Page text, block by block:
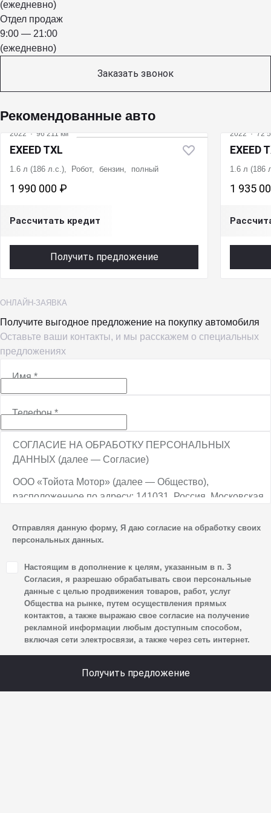
(ежедневно)
Отдел продаж
9:00 — 21:00
(ежедневно)
Заказать звонок
Рекомендованные авто
2022 · 96 211 км
EXEED TXL
1.6 л (186 л.с.), Робот, бензин, полный
1 990 000 ₽
Рассчитать кредит
Получить предложение
2022 · 72
EXEED
1.6 л (186
1 935
ОНЛАЙН-ЗАЯВКА
Получите выгодное предложение на покупку автомобиля
Оставьте ваши контакты, и мы расскажем о специальных
предложениях
Имя*
Телефон*
СОГЛАСИЕ НА ОБРАБОТКУ ПЕРСОНАЛЬНЫХ
ДАННЫХ (далее — Согласие)
ООО «Тойота Мотор» (далее — Общество),
расположенное по адресу: 141031, Россия, Московская
ТПЗ «Алтуфьево», вл. 5, стр. 1, является оператором
персональных данных.
1. Настоящим я даю согласие Обществу на обработку
своих персональных данных, а именно: имени, отчества,
фамилии, контактных данных (включая номер телефона
и адрес электронной почты), адреса, сведений
о впечатлениях, интересах, предпочтениях
к автомобилю(-ям) и товарам/услугам, IP-адреса,
сайта, уникального идентификатора посетителя сайта,
предпочтительного времени и способа для контакта,
Отправляя данную форму, Я даю согласие на обработку своих
персональных данных.
Настоящим в дополнение к целям, указанным в п. 3
Согласия, я разрешаю обрабатывать свои персональные
данные с целью продвижения товаров, работ, услуг
Общества на рынке, путем осуществления прямых
контактов, а также выражаю свое согласие на получение
рекламной информации любым доступным способом,
включая сети электросвязи, а также через сеть интернет.
Получить предложение